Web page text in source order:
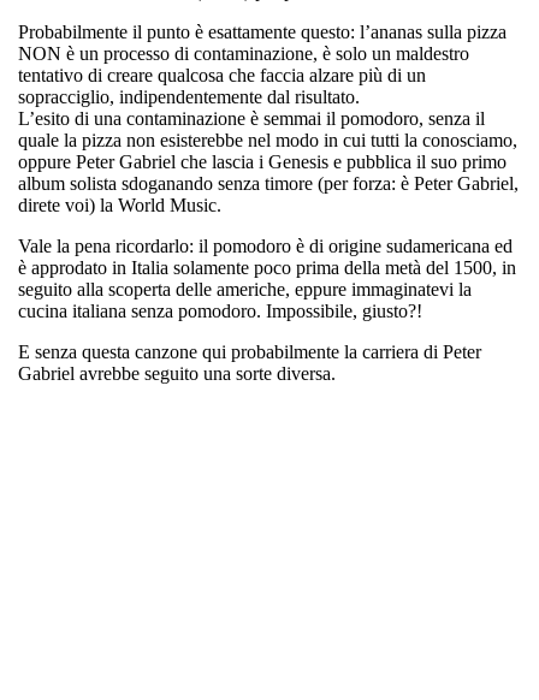
Probabilmente il punto è esattamente questo: l’ananas sulla pizza
NON è un processo di contaminazione, è solo un maldestro
tentativo di creare qualcosa che faccia alzare più di un
sopracciglio, indipendentemente dal risultato.
L’esito di una contaminazione è semmai il pomodoro, senza il
quale la pizza non esisterebbe nel modo in cui tutti la conosciamo,
oppure Peter Gabriel che lascia i Genesis e pubblica il suo primo
album solista sdoganando senza timore (per forza: è Peter Gabriel,
direte voi) la World Music.
Vale la pena ricordarlo: il pomodoro è di origine sudamericana ed
è approdato in Italia solamente poco prima della metà del 1500, in
seguito alla scoperta delle americhe, eppure immaginatevi la
cucina italiana senza pomodoro. Impossibile, giusto?!
E senza questa canzone qui probabilmente la carriera di Peter
Gabriel avrebbe seguito una sorte diversa.